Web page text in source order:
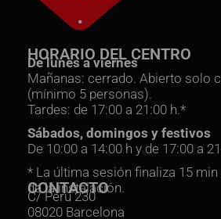
HORARIO DEL CENTRO
De lunes a viernes
Mañanas: cerrado. Abierto solo
(mínimo 5 personas).
Tardes: de 17:00 a 21:00 h.*
Sábados, domingos y festivos
De 10:00 a 14:00 h y de 17:00 a
* La última sesión finaliza 15
de la instalación.
CONTACTO
C/ Perú 230
08020 Barcelona